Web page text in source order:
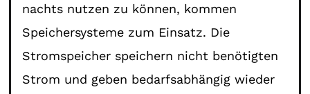
nachts nutzen zu können, kommen
Speichersysteme zum Einsatz. Die
Stromspeicher speichern nicht benötigten
Strom und geben bedarfsabhängig wieder